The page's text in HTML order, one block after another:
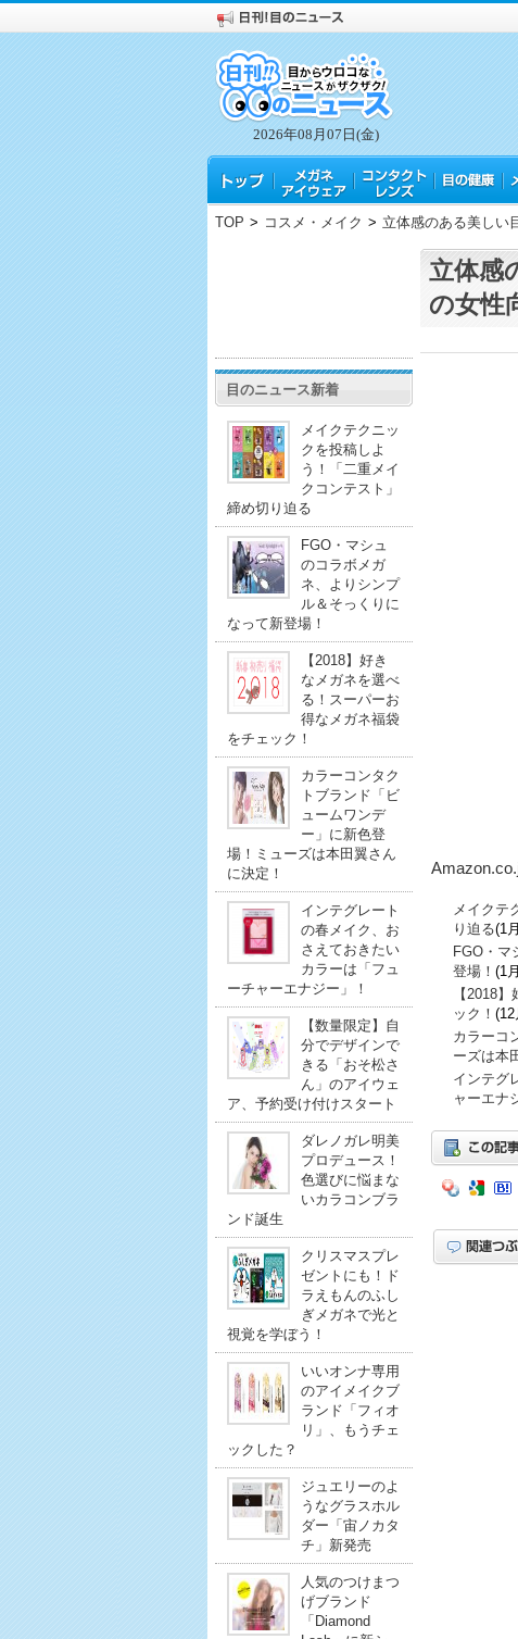
2026年08月07日(金)
TOP > コスメ・メイク > 立体感のある美しい
目のニュース新着
メイクテクニッ
クを投稿しよ
う！「二重メイ
クコンテスト」
締め切り迫る
FGO・マシュ
のコラボメガ
ネ、よりシンプ
ル＆そっくりに
なって新登場！
【2018】好き
なメガネを選べ
る！スーパーお
得なメガネ福袋
をチェック！
カラーコンタク
トブランド「ビ
ュームワンデ
ー」に新色登
場！ミューズは本田翼さん
に決定！
インテグレート
の春メイク、お
さえておきたい
カラーは「フュ
ーチャーエナジー」！
【数量限定】自
分でデザインで
きる「おそ松さ
ん」のアイウェ
ア、予約受け付けスタート
ダレノガレ明美
プロデュース！
色選びに悩まな
いカラコンブラ
ンド誕生
クリスマスプレ
ゼントにも！ド
ラえもんのふし
ぎメガネで光と
視覚を学ぼう！
いいオンナ専用
のアイメイクブ
ランド「フィオ
リ」、もうチェ
ックした？
ジュエリーのよ
うなグラスホル
ダー「宙ノカタ
チ」新発売
人気のつけまつ
げブランド
「Diamond
立体感
の女性
メイクテ
り迫る(1
FGO・マ
登場！ (1
【2018
ック！ (12
カラーコ
ーズは本
インテグ
ャーエナ